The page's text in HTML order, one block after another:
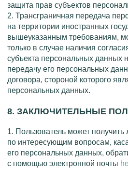
защита прав субъектов
2. Трансграничная передача
на территории иностранных
вышеуказанным требованиям,
только в случае наличия
субъекта персональных данных
передачу его персональных
договора, стороной которого
персональных данных.
8. ЗАКЛЮЧИТЕЛЬНЫЕ
1. Пользователь может
по интересующим вопросам,
его персональных данных,
с помощью электронной почты